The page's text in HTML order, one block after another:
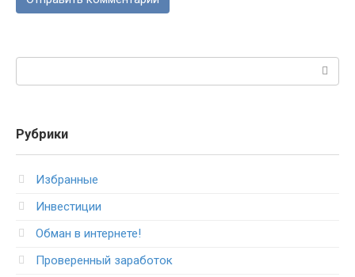
Поиск:
Рубрики
Избранные
Инвестиции
Обман в интернете!
Проверенный заработок